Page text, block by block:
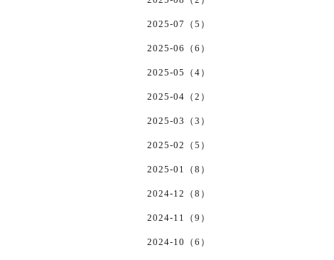
2025-07（5）
2025-06（6）
2025-05（4）
2025-04（2）
2025-03（3）
2025-02（5）
2025-01（8）
2024-12（8）
2024-11（9）
2024-10（6）